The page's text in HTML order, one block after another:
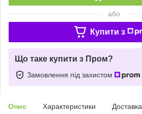
або
Купити з
Що таке купити з Пром?
Замовлення під захистом
Опис Характеристики Доставка